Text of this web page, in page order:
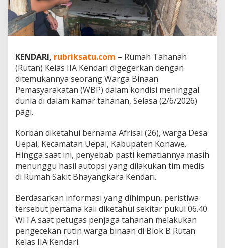
e
m
a
W
a
r
g
a
B
a
a
R
u
t
n
e
n
d
KENDARI, rubriksatu.com – Rumah Tahanan
(Rutan) Kelas IIA Kendari digegerkan dengan
ditemukannya seorang Warga Binaan
Pemasyarakatan (WBP) dalam kondisi meninggal
dunia di dalam kamar tahanan, Selasa (2/6/2026)
pagi.
Korban diketahui bernama Afrisal (26), warga Desa
Uepai, Kecamatan Uepai, Kabupaten Konawe.
Hingga saat ini, penyebab pasti kematiannya masih
menunggu hasil autopsi yang dilakukan tim medis
di Rumah Sakit Bhayangkara Kendari.
Berdasarkan informasi yang dihimpun, peristiwa
tersebut pertama kali diketahui sekitar pukul 06.40
WITA saat petugas penjaga tahanan melakukan
pengecekan rutin warga binaan di Blok B Rutan
Kelas IIA Kendari.